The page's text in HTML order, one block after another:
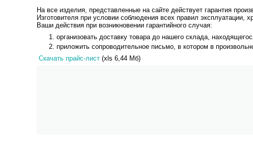
На все изделия, представленные на сайте действует гарантия
Изготовителя при условии соблюдения всех правил эксплуатации,
Ваши действия при возникновении гарантийного случая:
организовать доставку товара до нашего склада,
приложить сопроводительное письмо, в котором в
Скачать прайс-лист (xls 6,44 Мб)